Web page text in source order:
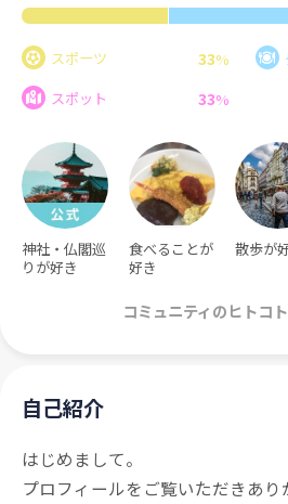
スポーツ 33%
スポット
33%
神社・仏閣巡
りが好き
食べることが
好き
散歩が
コミュニティのヒトコ
自己紹介
はじめまして。
プロフィールをご覧いただきあり